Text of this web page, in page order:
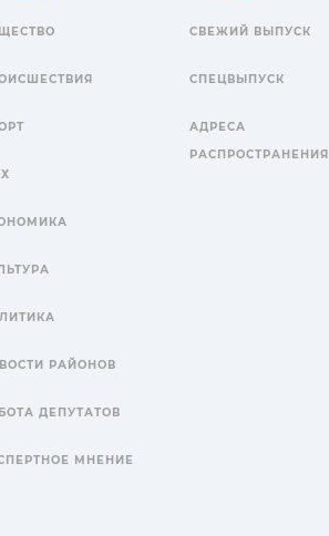
РАЙОНОВ
ДЕПУТАТОВ
МНЕНИЕ
СВЕЖИЙ ВЫПУСК
СПЕЦВЫПУСК
АДРЕСА
РАСПРОСТРАНЕНИЯ